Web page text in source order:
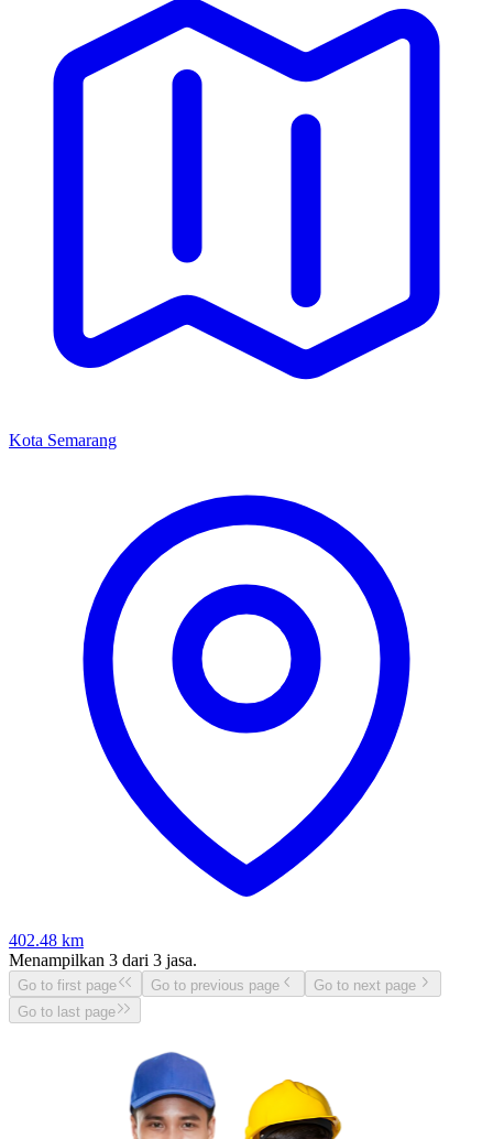
Kota Semarang
402.48 km
Menampilkan 3 dari 3 jasa.
Go to first page Go to previous page
Go to next page
Go to last page